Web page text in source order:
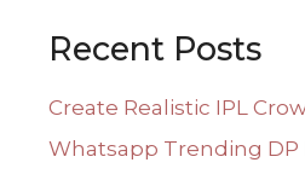
Recent Posts
Create Realistic IPL
Whatsapp Trending